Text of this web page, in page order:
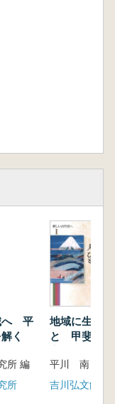
へ 平
く
所 編
所
地域に生き
と 甲斐国と
平川 南 著
吉川弘文館